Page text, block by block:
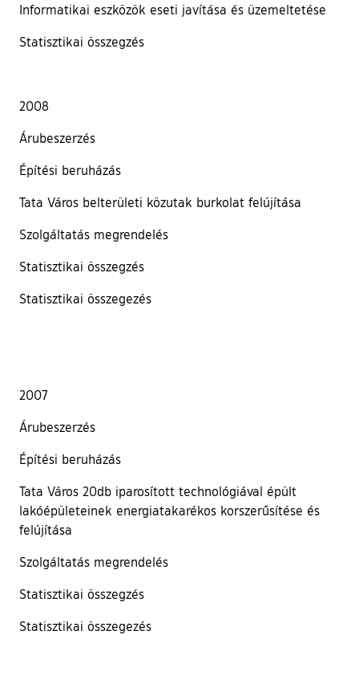
Informatikai eszközök eseti javítása és üzemeltetése
Statisztikai összegzés
2008
Árubeszerzés
Építési beruházás
Tata Város belterületi közutak burkolat felújítása
Szolgáltatás megrendelés
Statisztikai összegzés
Statisztikai összegezés
2007
Árubeszerzés
Építési beruházás
Tata Város 20db iparosított technológiával épült
lakóépületeinek energiatakarékos korszerűsítése és
felújítása
Szolgáltatás megrendelés
Statisztikai összegzés
Statisztikai összegezés